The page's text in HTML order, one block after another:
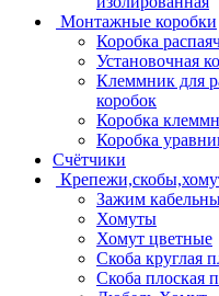
Монтажные коробки
Коробка
Установочная
Клеммник для
коробок
Коробка
Коробка
Счётчики
Зажим
Хомуты
Хомут цветные
Скоба круглая
Скоба плоская